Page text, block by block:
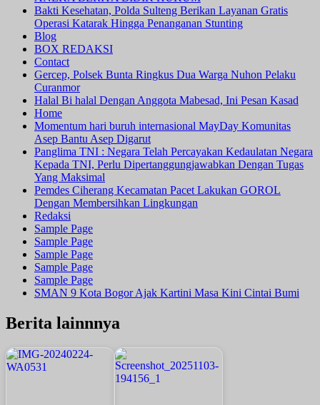
Bakti Kesehatan, Polda Sulteng Berikan Layanan Gratis
Operasi Katarak Hingga Penanganan Stunting
Blog
BOX REDAKSI
Contact
Gercep, Polsek Bunta Ringkus Dua Warga Nuhon Pelaku
Curanmor
Halal Bi halal Dengan Anggota Mabesad, Ini Pesan Kasad
Home
Momentum hari buruh internasional MayDay Komunitas
Asep Bantu Asep Digarut
Panglima TNI : Negara Telah Percayakan Kedaulatan Negara
Kepada TNI, Perlu Dipertanggungjawabkan Dengan Tugas
Yang Maksimal
Pemdes Ciherang Kecamatan Pacet Lakukan GOROL
Dengan Membersihkan Lingkungan
Redaksi
Sample Page
Sample Page
Sample Page
Sample Page
Sample Page
SMAN 9 Kota Bogor Ajak Kartini Masa Kini Cintai Bumi
Berita lainnnya